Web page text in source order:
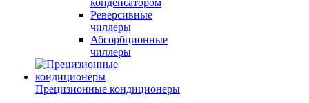
конденсатором
Реверсивные
чиллеры
Абсорбционные
чиллеры
Прецизионные кондиционеры